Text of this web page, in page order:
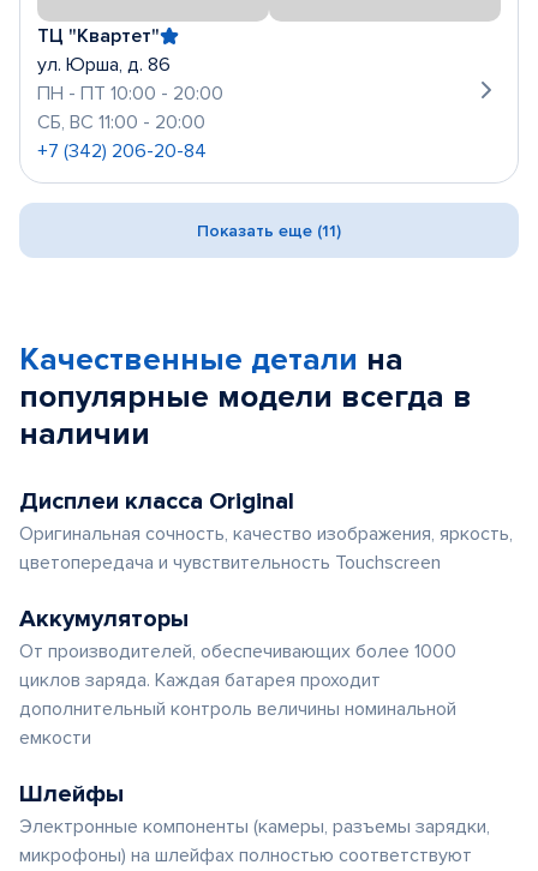
ТЦ "Квартет"
ул. Юрша, д. 86
ПН - ПТ 10:00 - 20:00
СБ, ВС 11:00 - 20:00
+7 (342) 206-20-84
Показать еще (11)
Качественные детали на
популярные модели всегда в
наличии
Дисплеи класса Original
Оригинальная сочность, качество изображения, яркость,
цветопередача и чувствительность Touchscreen
Аккумуляторы
От производителей, обеспечивающих более 1000
циклов заряда. Каждая батарея проходит
дополнительный контроль величины номинальной
емкости
Шлейфы
Электронные компоненты (камеры, разъемы зарядки,
микрофоны) на шлейфах полностью соответствуют